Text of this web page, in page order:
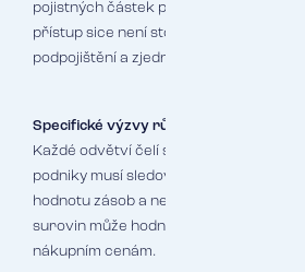
pojistných částek podle vývoje cen v
přístup sice není stoprocentní, ale
podpojištění a zjednoduší správu
Specifické výzvy různých odvětví
Každé odvětví čelí specifickým rizikům
podniky musí sledovat nejen ceny
hodnotu zásob a nedokončené výroby.
surovin může hodnota zásob vzrůst
nákupním cenám.